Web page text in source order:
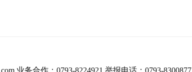
业务合作：0793-8224921 举报电话：0793-8300877